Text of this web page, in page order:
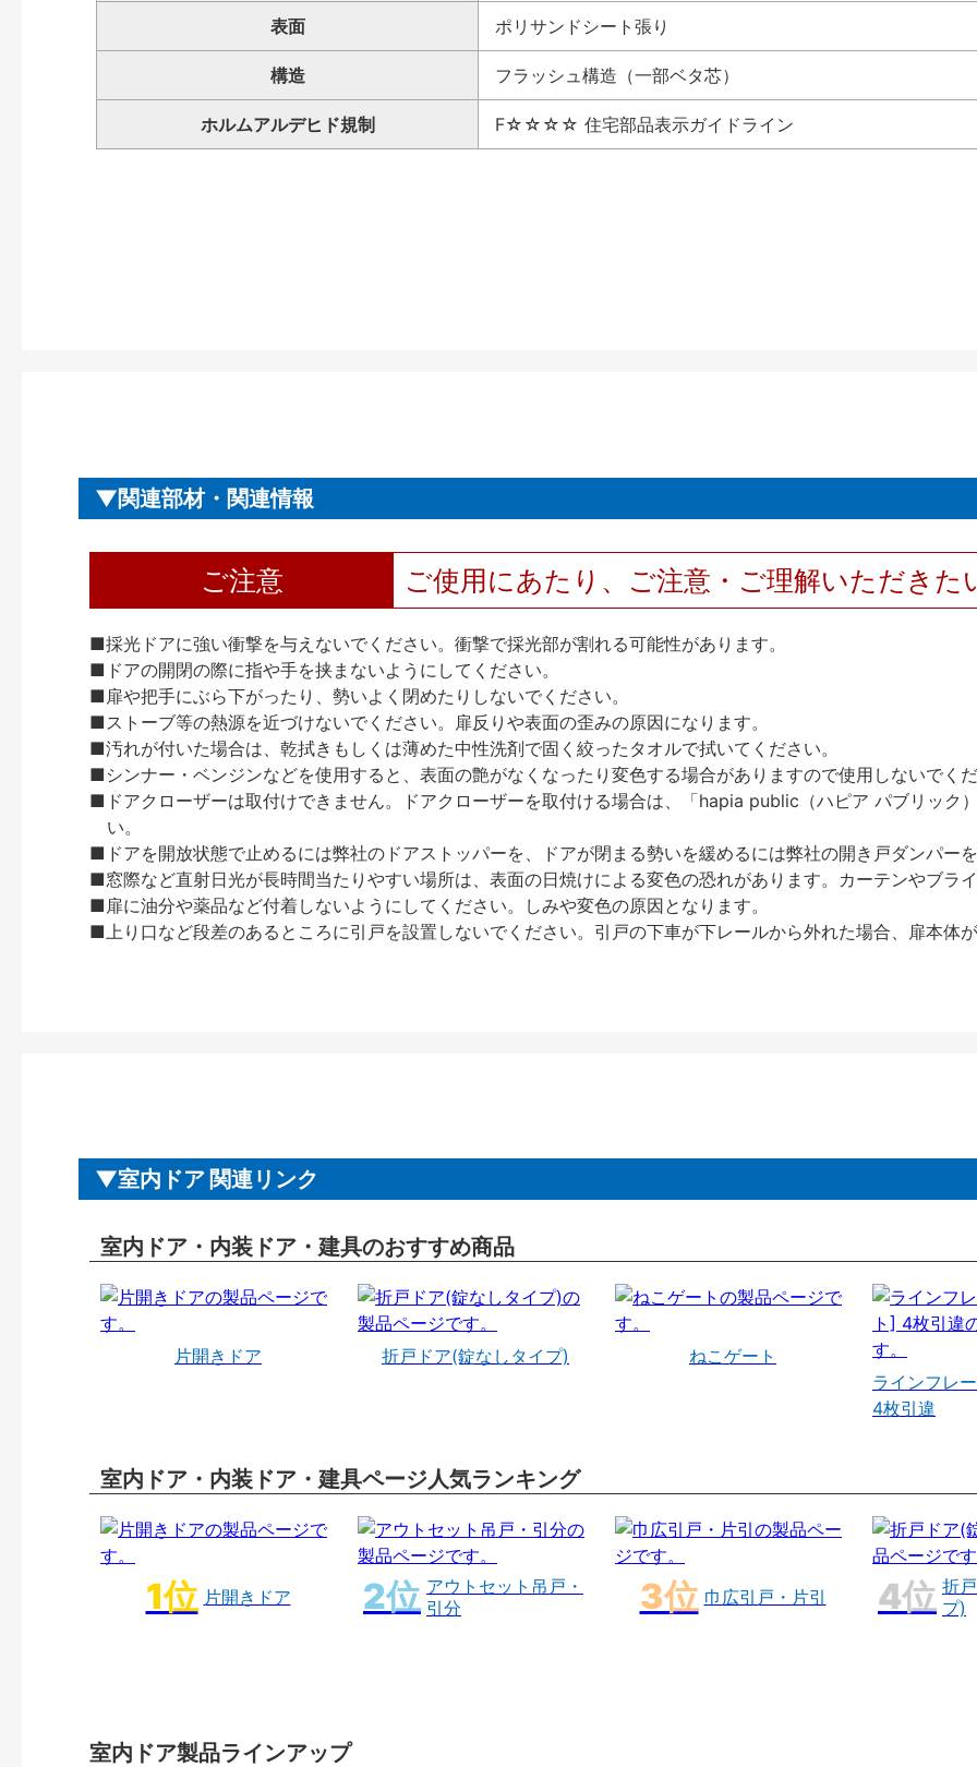
表面 ポリサンドシート張り
構造 フラッシュ構造（一部ベタ芯）
ホルムアルデヒド規制 F☆☆☆☆ 住宅部品表示ガイドライン
関連部材・関連情報
ご注意 ご使用にあたり、ご注意・ご理解いただきた
■採光ドアに強い衝撃を与えないでください。衝撃で採光部が割れる可能性があります。
■ドアの開閉の際に指や手を挟まないようにしてください。
■扉や把手にぶら下がったり、勢いよく閉めたりしないでください。
■ストーブ等の熱源を近づけないでください。扉反りや表面の歪みの原因になります。
■汚れが付いた場合は、乾拭きもしくは薄めた中性洗剤で固く絞ったタオルで拭いてください。
■シンナー・ベンジンなどを使用すると、表面の艶がなくなったり変色する場合がありますので使用しないでくだ
■ドアクローザーは取付けできません。ドアクローザーを取付ける場合は、「hapia public（ハピア パブリック
い。
■ドアを開放状態で止めるには弊社のドアストッパーを、ドアが閉まる勢いを緩めるには弊社の開き戸ダンパーを
■窓際など直射日光が長時間当たりやすい場所は、表面の日焼けによる変色の恐れがあります。カーテンやブラ
■扉に油分や薬品など付着しないようにしてください。しみや変色の原因となります。
■上り口など段差のあるところに引戸を設置しないでください。引戸の下車が下レールから外れた場合、扉本体
室内ドア 関連リンク
室内ドア・内装ドア・建具のおすすめ商品
片開きドア 折戸ドア(錠なしタイプ)
ねこゲート
ラインフレ
4枚引違
室内ドア・内装ドア・建具ページ人気ランキング
片開きドア
アウトセット吊戸・
引分
巾広引戸・片引
折
プ)
室内ドア製品ラインアップ